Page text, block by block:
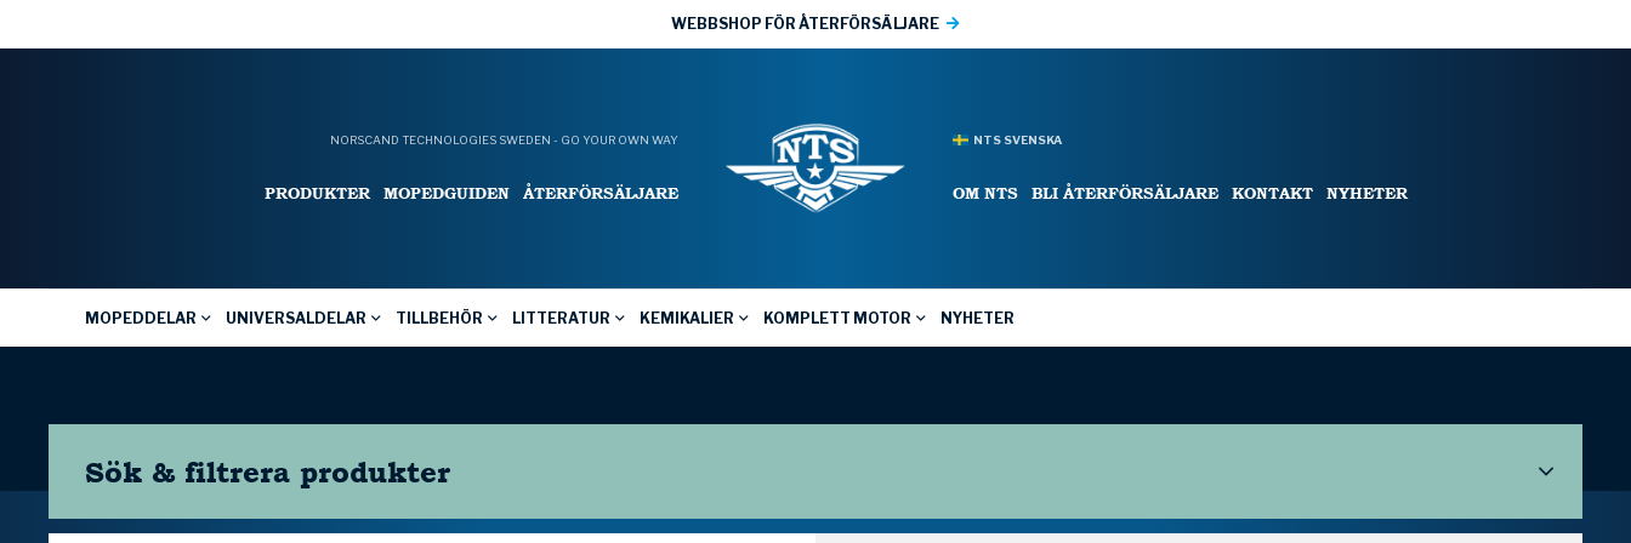
WEBBSHOP FÖR ÅTERFÖRSÄLJARE
NORSCAND TECHNOLOGIES SWEDEN - GO YOUR OWN WAY
PRODUKTER MOPEDGUIDEN ÅTERFÖRSÄLJARE
NTS SVENSKA
OM NTS BLI ÅTERFÖRSÄLJARE KONTAKT NYHETER
MOPEDDELAR UNIVERSALDELAR TILLBEHÖR LITTERATUR KEMIKALIER KOMPLETT MOTOR NYHETER
Sök & filtrera produkter